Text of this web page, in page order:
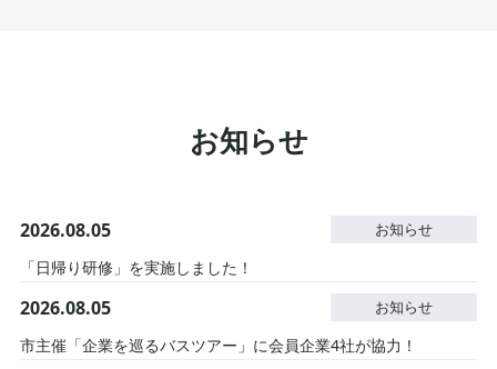
お知らせ
2026.08.05 お知らせ
「日帰り研修」を実施しました！
2026.08.05 お知らせ
市主催「企業を巡るバスツアー」に会員企業4社が協力！